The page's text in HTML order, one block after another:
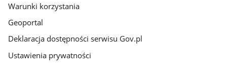
Warunki korzystania
Geoportal
Deklaracja dostępności serwisu Gov.pl
Ustawienia prywatności